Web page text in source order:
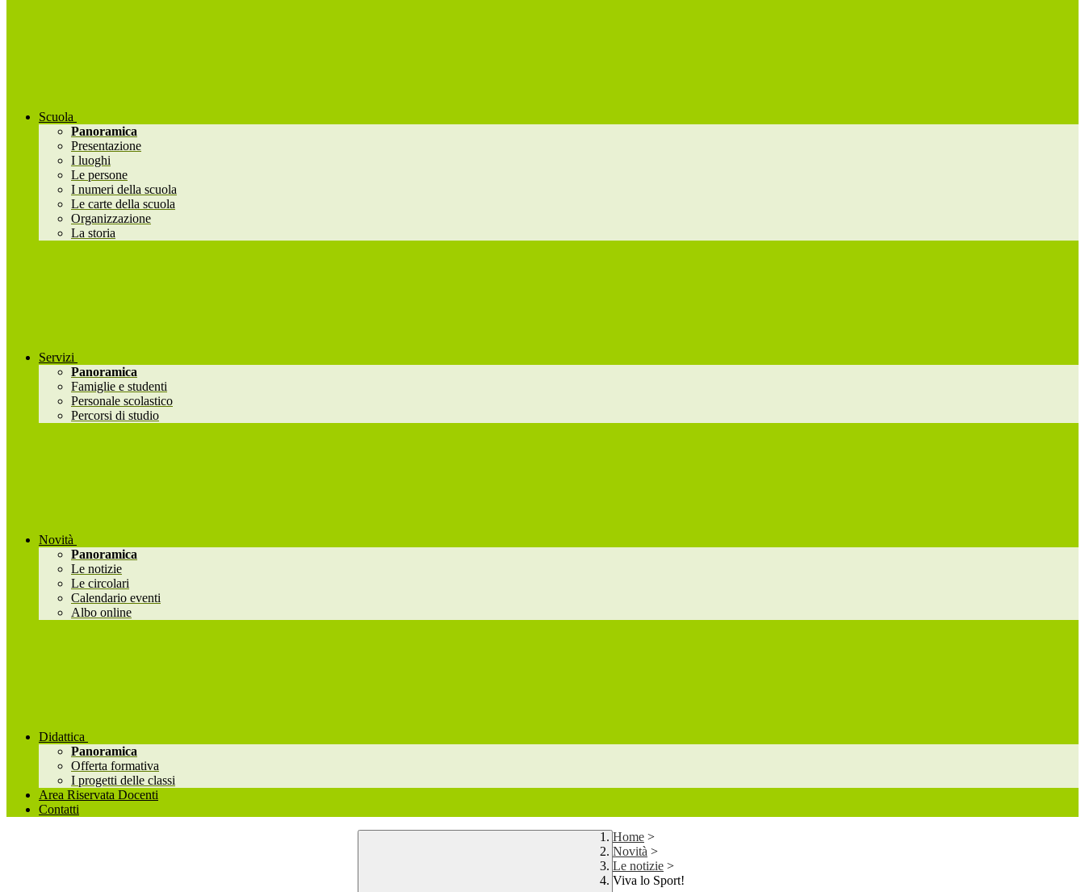
Scuola
Panoramica
Presentazione
I luoghi
Le persone
I numeri della scuola
Le carte della scuola
Organizzazione
La storia
Servizi
Panoramica
Famiglie e studenti
Personale scolastico
Percorsi di studio
Novità
Panoramica
Le notizie
Le circolari
Calendario eventi
Albo online
Didattica
Panoramica
Offerta formativa
I progetti delle classi
Area Riservata Docenti
Contatti
Home >
Novità >
Le notizie >
Viva lo Sport!